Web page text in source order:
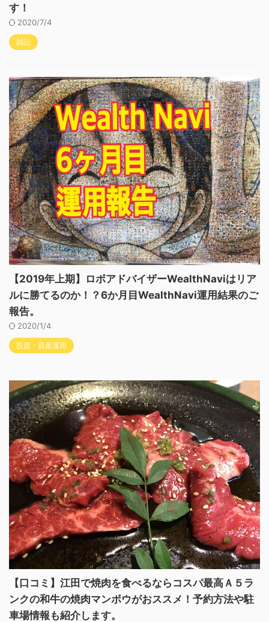
す！
2020/7/4
雑記
【2019年上期】ロボアドバイザーWealthNaviはリア
ルに勝てるのか！？6か月目WealthNavi運用結果のご
報告。
2020/1/4
投資・資産運用
【口コミ】江田で焼肉を食べるならコスパ最高Ａ５ラ
ンクの和牛の焼肉マンボウがおススメ！予約方法や駐
車場情報も紹介します。